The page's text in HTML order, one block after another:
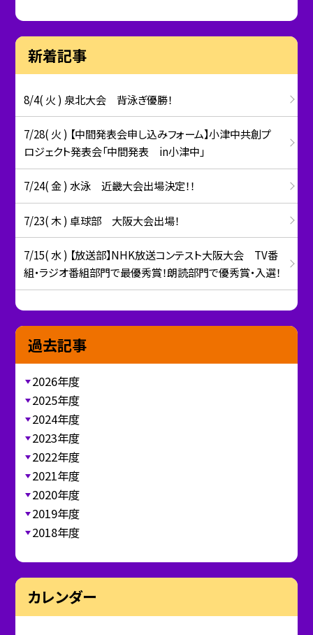
新着記事
8/4( 火 ) 泉北大会 背泳ぎ優勝！
7/28( 火 ) 【中間発表会申し込みフォーム】小津中共創プ
ロジェクト発表会「中間発表 in小津中」
7/24( 金 ) 水泳 近畿大会出場決定！！
7/23( 木 ) 卓球部 大阪大会出場！
7/15( 水 ) 【放送部】NHK放送コンテスト大阪大会 TV番
組・ラジオ番組部門で最優秀賞！朗読部門で優秀賞・入選！
過去記事
2026年度
2025年度
2024年度
2023年度
2022年度
2021年度
2020年度
2019年度
2018年度
カレンダー